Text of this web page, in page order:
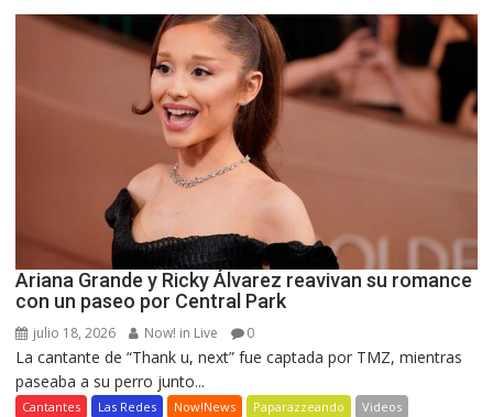
Ariana Grande y Ricky Álvarez reavivan su romance
con un paseo por Central Park
julio 18, 2026 Now! in Live 0
La cantante de “Thank u, next” fue captada por TMZ, mientras
paseaba a su perro junto...
Cantantes Las Redes Now!News Paparazzeando Videos